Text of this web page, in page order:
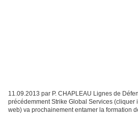
11.09.2013 par P. CHAPLEAU Lignes de
précédemment Strike Global Services (cliquer
web) va prochainement entamer la formation